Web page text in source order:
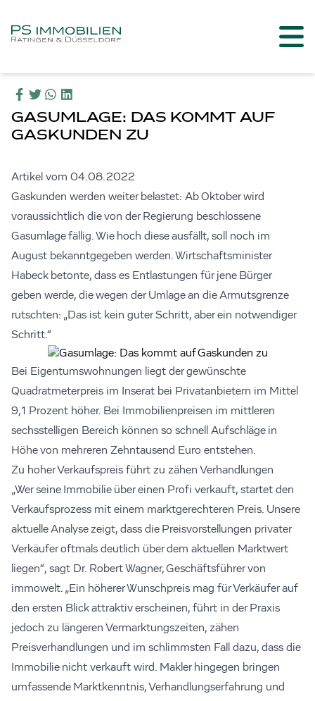
GASUMLAGE: DAS KOMMT AUF
GASKUNDEN ZU
Artikel vom 04.08.2022
Gaskunden werden weiter belastet: Ab Oktober wird
voraussichtlich die von der Regierung beschlossene
Gasumlage fällig. Wie hoch diese ausfällt, soll noch im
August bekanntgegeben werden. Wirtschaftsminister
Habeck betonte, dass es Entlastungen für jene Bürger
geben werde, die wegen der Umlage an die Armutsgrenze
rutschten: „Das ist kein guter Schritt, aber ein notwendiger
Schritt.“
Bei Eigentumswohnungen liegt der gewünschte
Quadratmeterpreis im Inserat bei Privatanbietern im Mittel
9,1 Prozent höher. Bei Immobilienpreisen im mittleren
sechsstelligen Bereich können so schnell Aufschläge in
Höhe von mehreren Zehntausend Euro entstehen.
Zu hoher Verkaufspreis führt zu zähen Verhandlungen
„Wer seine Immobilie über einen Profi verkauft, startet den
Verkaufsprozess mit einem marktgerechteren Preis. Unsere
aktuelle Analyse zeigt, dass die Preisvorstellungen privater
Verkäufer oftmals deutlich über dem aktuellen Marktwert
liegen“, sagt Dr. Robert Wagner, Geschäftsführer von
immowelt. „Ein höherer Wunschpreis mag für Verkäufer auf
den ersten Blick attraktiv erscheinen, führt in der Praxis
jedoch zu längeren Vermarktungszeiten, zähen
Preisverhandlungen und im schlimmsten Fall dazu, dass die
Immobilie nicht verkauft wird. Makler hingegen bringen
umfassende Marktkenntnis, Verhandlungserfahrung und